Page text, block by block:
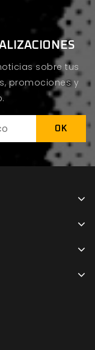
sobre tus
promociones y